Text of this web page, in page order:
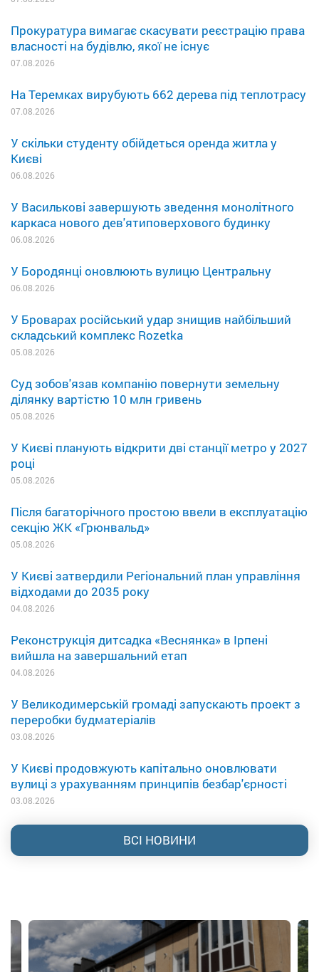
Прокуратура вимагає скасувати реєстрацію права
власності на будівлю, якої не існує
07.08.2026
На Теремках вирубують 662 дерева під теплотрасу
07.08.2026
У скільки студенту обійдеться оренда житла у
Києві
06.08.2026
У Василькові завершують зведення монолітного
каркаса нового дев'ятиповерхового будинку
06.08.2026
У Бородянці оновлюють вулицю Центральну
06.08.2026
У Броварах російський удар знищив найбільший
складський комплекс Rozetka
05.08.2026
Суд зобов'язав компанію повернути земельну
ділянку вартістю 10 млн гривень
05.08.2026
У Києві планують відкрити дві станції метро у 2027
році
05.08.2026
Після багаторічного простою ввели в експлуатацію
секцію ЖК «Грюнвальд»
05.08.2026
У Києві затвердили Регіональний план управління
відходами до 2035 року
04.08.2026
Реконструкція дитсадка «Веснянка» в Ірпені
вийшла на завершальний етап
04.08.2026
У Великодимерській громаді запускають проект з
переробки будматеріалів
03.08.2026
У Києві продовжують капітально оновлювати
вулиці з урахуванням принципів безбар'єрності
03.08.2026
ВСІ НОВИНИ